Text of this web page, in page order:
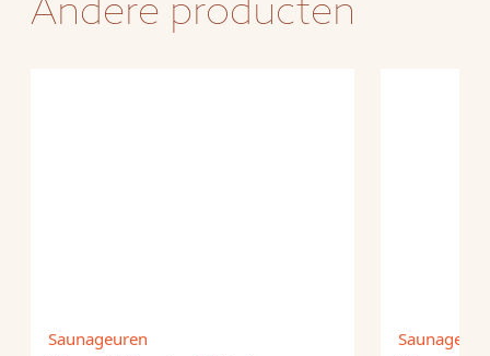
Andere producten
Saunageuren